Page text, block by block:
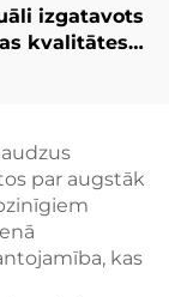
izgatavots
kvalitātes
– stilīgs
ar putnu
ornamentu
par augstāk
kas